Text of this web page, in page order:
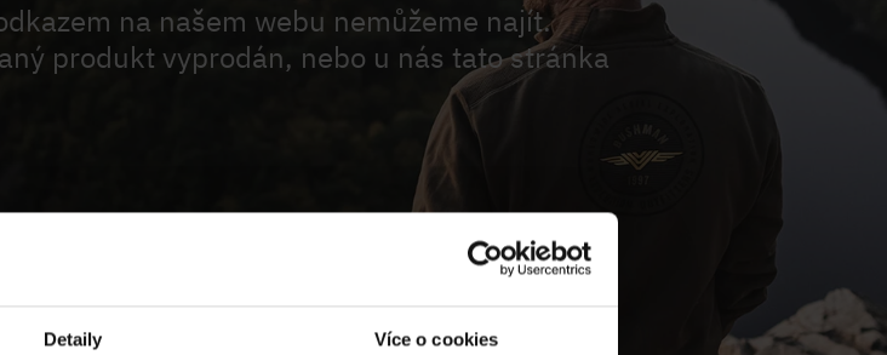
Detaily Více o cookies
na našem webu nemůžeme najít.
produkt vyprodán, nebo u nás tato stránka